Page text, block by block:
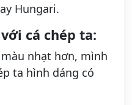
Hungari.
cá chép ta:
nhạt hơn, mình
ta hình dáng có